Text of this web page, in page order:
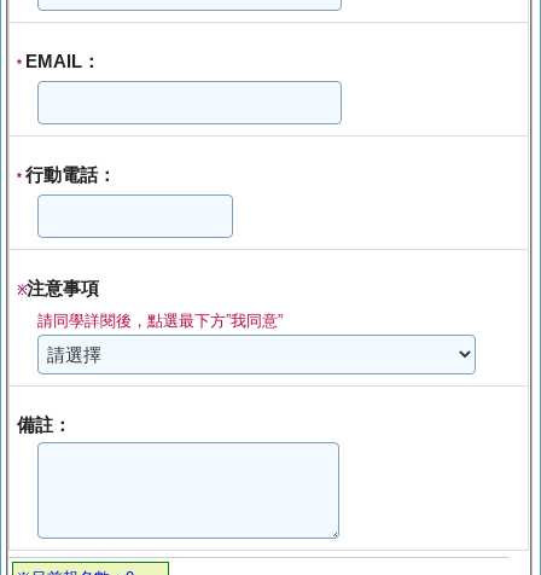
* EMAIL：
* 行動電話：
※注意事項
請同學詳閱後，點選最下方”我同意”
備註：